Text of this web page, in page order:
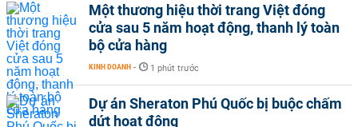
Một thương hiệu thời trang Việt đóng
cửa sau 5 năm hoạt động, thanh lý toàn
bộ cửa hàng
KINH DOANH - 1 phút trước
Dự án Sheraton Phú Quốc bị buộc chấm
dứt hoạt động